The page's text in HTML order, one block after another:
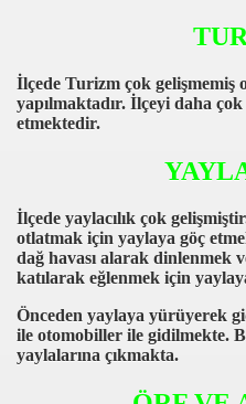
İlçede Turizm çok gelişmemiş
yapılmaktadır. İlçeyi daha
etmektedir.
İlçede yaylacılık çok
otlatmak için yaylaya göç
dağ havası alarak dinlenmek
katılarak eğlenmek için
Önceden yaylaya yürüyerek
ile otomobiller ile gidilmekte.
yaylalarına çıkmakta.